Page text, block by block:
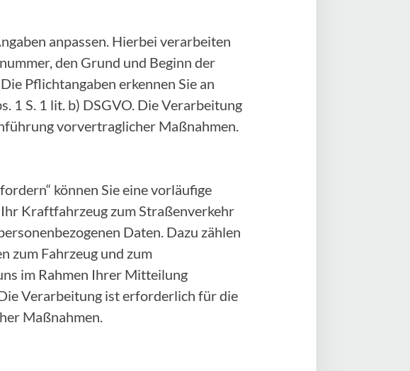
anpassen. Hierbei verarbeiten
den Grund und Beginn der
Pflichtangaben erkennen Sie an
1 S. 1 lit. b) DSGVO. Die Verarbeitung
vorvertraglicher Maßnahmen.
können Sie eine vorläufige
Kraftfahrzeug zum Straßenverkehr
Daten. Dazu zählen
zum Fahrzeug und zum
im Rahmen Ihrer Mitteilung
Verarbeitung ist erforderlich für die
Maßnahmen.